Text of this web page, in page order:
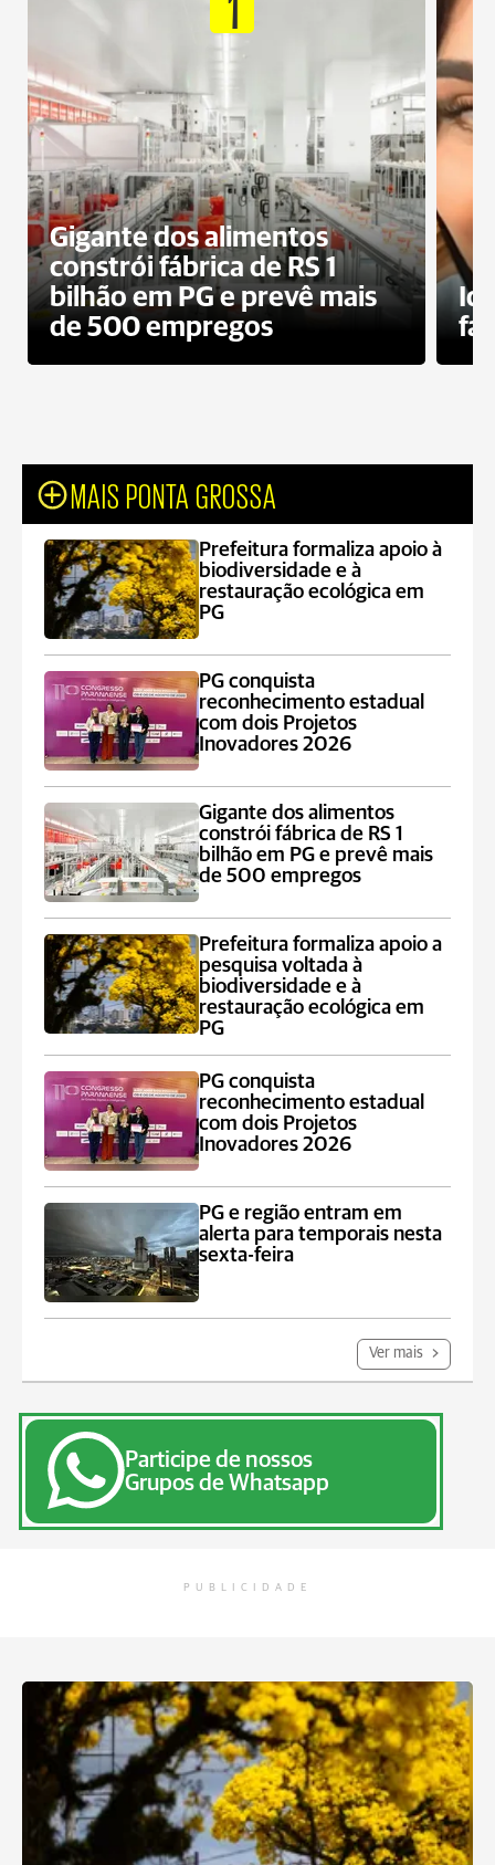
Gigante dos alimentos
constrói fábrica de RS 1
bilhão em PG e prevê mais
de 500 empregos
MAIS PONTA GROSSA
Prefeitura formaliza apoio à
biodiversidade e à
restauração ecológica em
PG
PG conquista
reconhecimento estadual
com dois Projetos
Inovadores 2026
Gigante dos alimentos
constrói fábrica de RS 1
bilhão em PG e prevê mais
de 500 empregos
Prefeitura formaliza apoio a
pesquisa voltada à
biodiversidade e à
restauração ecológica em
PG
PG conquista
reconhecimento estadual
com dois Projetos
Inovadores 2026
PG e região entram em
alerta para temporais nesta
sexta-feira
Ver mais
Participe de nossos
Grupos de Whatsapp
PUBLICIDADE